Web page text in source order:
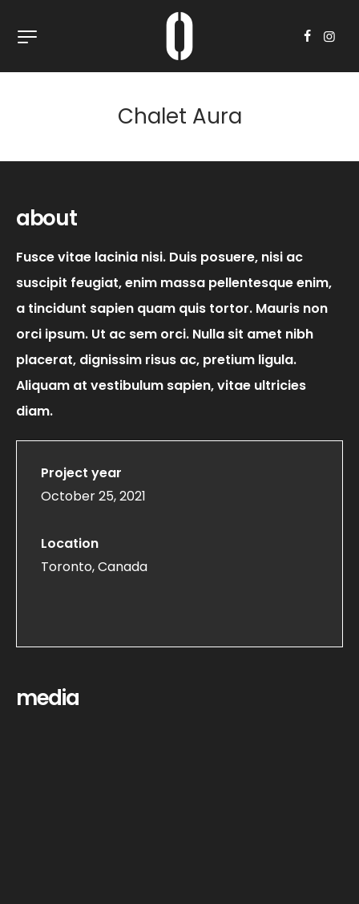
Chalet Aura
about
Fusce vitae lacinia nisi. Duis posuere, nisi ac
suscipit feugiat, enim massa pellentesque enim,
a tincidunt sapien quam quis tortor. Mauris non
orci ipsum. Ut ac sem orci. Nulla sit amet nibh
placerat, dignissim risus ac, pretium ligula.
Aliquam at vestibulum sapien, vitae ultricies
diam.
Project year
October 25, 2021
Location
Toronto, Canada
media